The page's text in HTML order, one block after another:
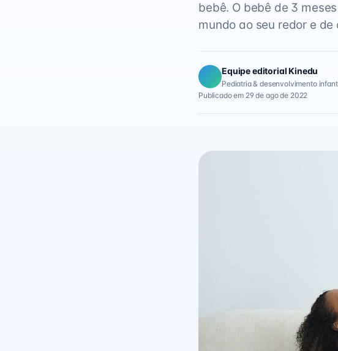
bebê. O bebê de 3
mundo ao seu redor e
Equipe editorial Kinedu
Pediatria & desenvolvimento
Publicado em 29 de ago de 2022